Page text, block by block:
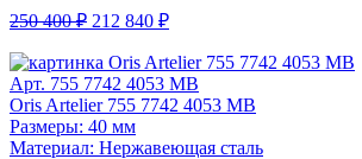
250 400 ₽ 212 840 ₽
Арт. 755 7742 4053 MB
Oris Artelier 755 7742 4053 MB
Размеры: 40 мм
Материал: Нержавеющая сталь